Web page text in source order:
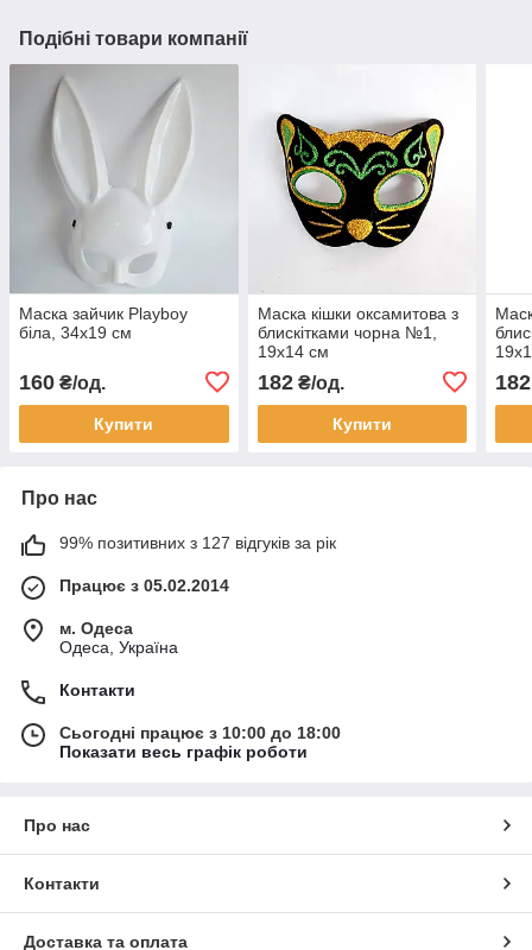
Подібні товари компанії
Маска зайчик Playboy
біла, 34х19 см
160 ₴/од.
Купити
Маска кішки оксамитова з
блискітками чорна №1,
19х14 см
182₴/од.
Купити
182
Про нас
99% позитивних з 127 відгуків за рік
Працює з 05.02.2014
м. Одеса
Одеса, Україна
Контакти
Сьогодні працює з 10:00 до 18:00
Показати весь графік роботи
Про нас
Контакти
Доставка та оплата